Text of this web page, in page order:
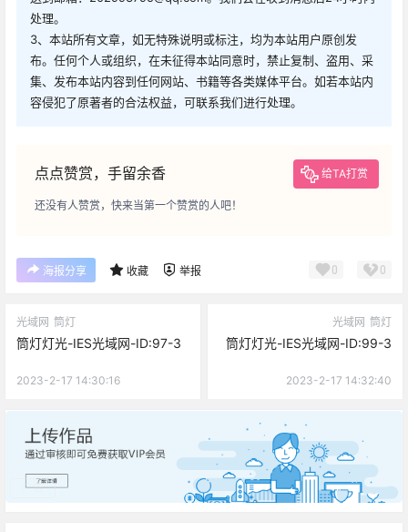
处理。
3、本站所有文章，如无特殊说明或标注，均为本站用户原创发
布。任何个人或组织，在未征得本站同意时，禁止复制、盗用、采
集、发布本站内容到任何网站、书籍等各类媒体平台。如若本站内
容侵犯了原著者的合法权益，可联系我们进行处理。
点点赞赏，手留余香 给TA打赏
还没有人赞赏，快来当第一个赞赏的人吧！
海报分享 收藏 举报 0 0
光域网 筒灯
筒灯灯光-IES光域网-ID:97-3
2023-2-17 14:30:16
光域网 筒灯
筒灯灯光-IES光域网-ID:99-3
2023-2-17 14:32:40
广告